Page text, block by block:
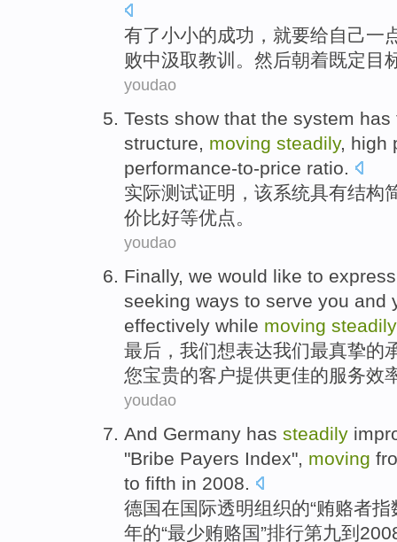
有了小小的成功 ，就要给自己一
败中汲取教训 。 然后朝着既定 目
youdao
Tests show that the system has
structure, moving steadily, high
performance-to-price ratio.
实际测试证明 ， 该系统具有结构
价比好等优点。
youdao
Finally, we would like to express
seeking ways to serve you and
effectively while moving steadily
最后 ， 我们想表达我们最真挚的
您宝贵的客户提供更佳的服务效
youdao
And Germany has steadily
"Bribe Payers Index", moving
to fifth in 2008.
德国在国际透明组织的“贿赂者指
年的“最少贿赂国”排行第九到